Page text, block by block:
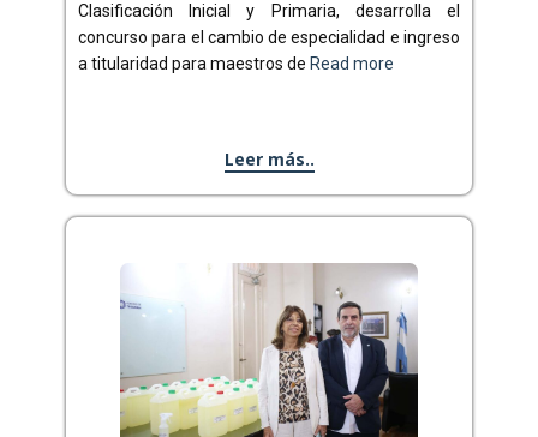
Clasificación Inicial y Primaria, desarrolla el
concurso para el cambio de especialidad e ingreso
a titularidad para maestros de Read more
Leer más..